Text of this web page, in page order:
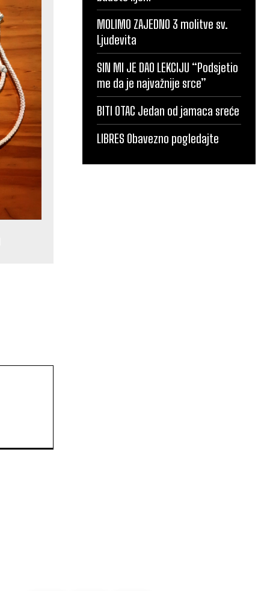
MOLIMO ZAJEDNO 3 molitve sv.
Ljudevita
SIN MI JE DAO LEKCIJU “Podsjetio
me da je najvažnije srce”
BITI OTAC Jedan od jamaca sreće
LIBRES Obavezno pogledajte